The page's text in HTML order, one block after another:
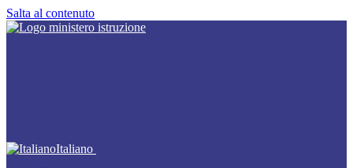
Salta al contenuto
Italiano